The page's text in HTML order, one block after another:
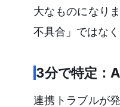
大なものになり
不具合」ではな
3分で特定：
連携トラブルが